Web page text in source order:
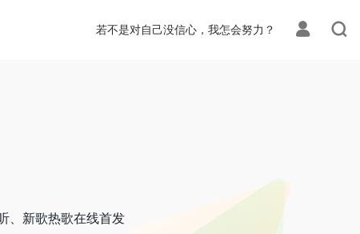
若不是对自己没信心，我怎会努力？
、新歌热歌在线首发